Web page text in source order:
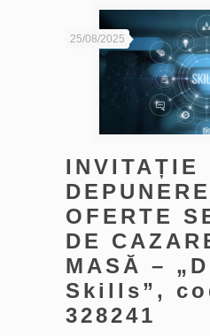
25/08/2025
INVITAȚIE
OFERTE
DE
MASĂ –
Skills”,
328241